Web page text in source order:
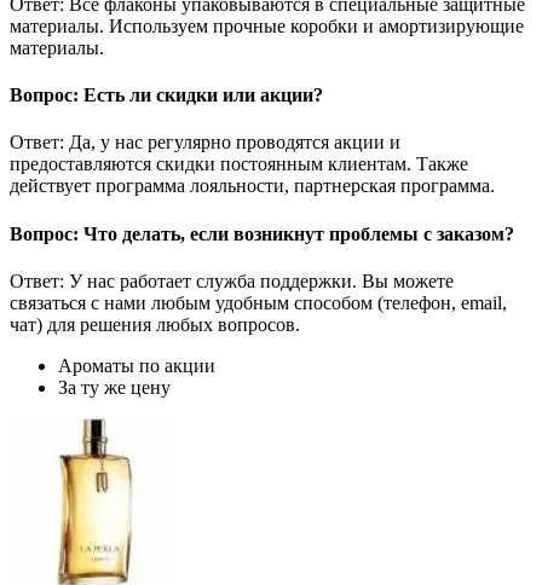
материалы. Используем прочные коробки и амортизирующие
материалы.
Вопрос: Есть ли скидки или акции?
Ответ: Да, у нас регулярно проводятся акции и
предоставляются скидки постоянным клиентам. Также
действует программа лояльности, партнерская программа.
Вопрос: Что делать, если возникнут проблемы с заказом?
Ответ: У нас работает служба поддержки. Вы можете
связаться с нами любым удобным способом (телефон, email,
чат) для решения любых вопросов.
Ароматы по акции
За ту же цену